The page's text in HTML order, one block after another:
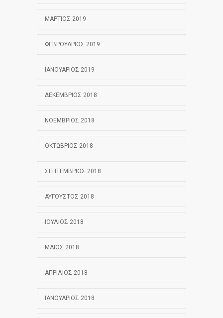
ΜΆΡΤΙΟΣ 2019
ΦΕΒΡΟΥΆΡΙΟΣ 2019
ΙΑΝΟΥΆΡΙΟΣ 2019
ΔΕΚΈΜΒΡΙΟΣ 2018
ΝΟΈΜΒΡΙΟΣ 2018
ΟΚΤΏΒΡΙΟΣ 2018
ΣΕΠΤΈΜΒΡΙΟΣ 2018
ΑΎΓΟΥΣΤΟΣ 2018
ΙΟΎΛΙΟΣ 2018
ΜΆΙΟΣ 2018
ΑΠΡΊΛΙΟΣ 2018
ΙΑΝΟΥΆΡΙΟΣ 2018